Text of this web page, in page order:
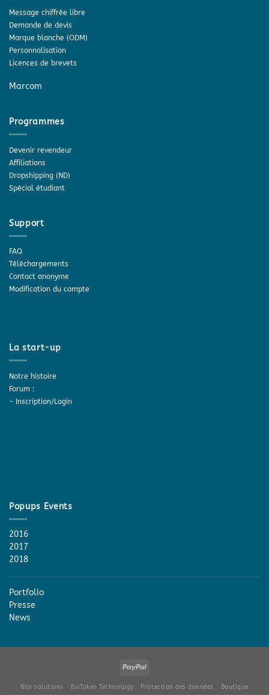
Message chiffrée libre
Demande de devis
Marque blanche (ODM)
Personnalisation
Licences de brevets
Marcom
Programmes
Devenir revendeur
Affiliations
Dropshipping (ND)
Spécial étudiant
Support
FAQ
Téléchargements
Contact anonyme
Modification du compte
La start-up
Notre histoire
Forum :
- Inscription/Login
Popups Events
2016
2017
2018
Portfolio
Presse
News
Nos solutions EviToken Technology Protection des données Boutique